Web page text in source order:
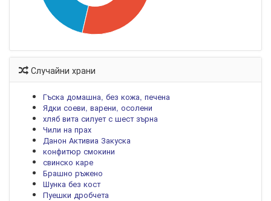
Случайни храни
Гъска домашна, без кожа, печена
Ядки соеви, варени, осолени
хляб вита силует с шест зърна
Чили на прах
Данон Активиа Закуска
конфитюр смокини
свинско каре
Брашно ръжено
Шунка без кост
Пуешки дробчета